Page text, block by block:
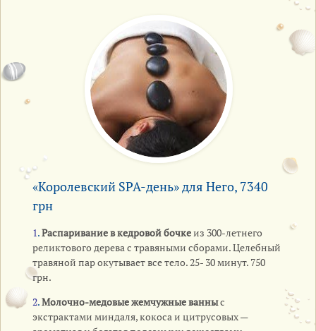
«Королевский SPA-день» для Него, 7340
грн
1.Распаривание в кедровой бочкеиз 300-летнего
реликтового дерева с травяными сборами. Целебный
травяной пар окутывает все тело. 25- 30 минут. 750
грн.
2.Молочно-медовые жемчужные ванныс
экстрактами миндаля, кокоса и цитрусовых —